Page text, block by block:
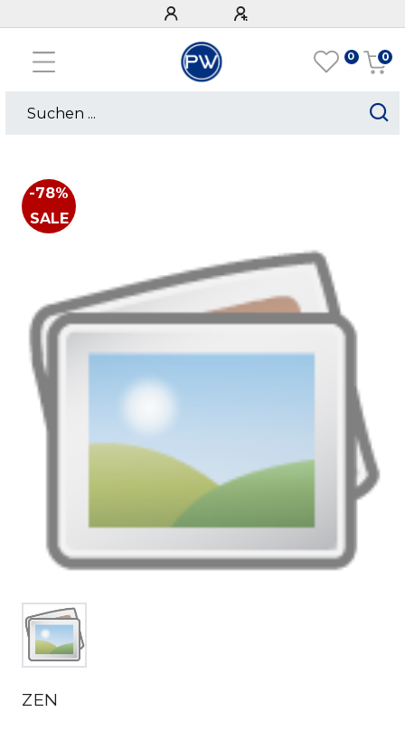
0 0
-78%
SALE
ZEN